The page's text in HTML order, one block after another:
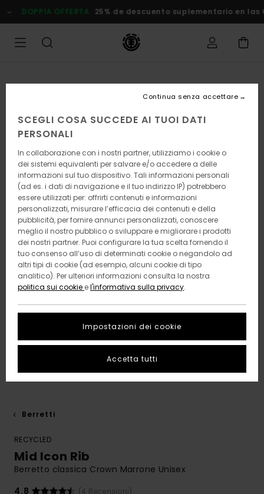
alle
informazioni
prodotto
DOPPIA OFFERTA 25% de descuento suplementario en las
Berretti
RECYCLED
Mid Icon Rib
Berretto classica Crown Marrone Unisex
4.8
(4 Recensioni)
SCEGLI COSA SUCCEDE AI TUOI DATI
PERSONALI
In collaborazione con i nostri partner, utilizziamo i cookie o
dei sistemi equivalenti per salvare e/o accedere a delle
informazioni sul tuo dispositivo. Tali informazioni personali
(ad es. i dati di navigazione e il tuo indirizzo IP) potrebbero
essere utilizzati per: offrirti contenuti e informazioni
personalizzati, misurare l’efficacia dei contenuti e della
pubblicità, per fornire annunci personalizzati, conoscere
meglio il nostro pubblico o sviluppare e migliorare i prodotti
dei nostri partner. Puoi configurare la tua scelta fornendo il
tuo consenso all’uso di determinati cookie o negandolo ad
altri tipi di cookie (ad esempio, alcuni cookie di tipo
analitico). Per ulteriori informazioni consulta la nostra
politica sui cookie el'informativa sulla privacy.
Impostazioni dei cookie
Continua senza accettare
Accetta tutti